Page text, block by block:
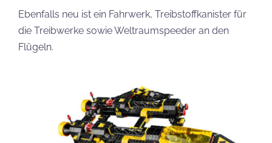
Ebenfalls neu ist ein Fahrwerk, Treibstoffkanister für
die Treibwerke sowie Weltraumspeeder an den
Flügeln.